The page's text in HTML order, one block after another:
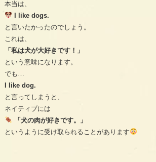
本当は、
I like dogs.
と言いたかったのでしょう。
これは、
「私は犬が大好きです！」
という意味になります。
でも…
I like dog.
と言ってしまうと、
ネイティブには
「犬の肉が好きです。」
というように受け取られることがあります